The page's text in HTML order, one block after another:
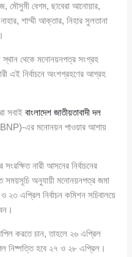
মৌসুমী বেগম, ছাবেরা আনোয়ার,
শাম্মী আক্তার, নিহার সুলতানা
থেকে মনোনয়নপত্র সংগ্রহ
এই নির্বাচনে অংশগ্রহণের আগ্রহ
সবাইবাংলাদেশ জাতীয়তাবাদী দল
এর মনোনয়ন পাওয়ার আশায়
নারী আসনের নির্বাচনের
সময়সূচি অনুযায়ী মনোনয়নপত্র জমা
এপ্রিল নির্বাচন কমিশন সচিবালয়ে
করতে চান, তাহলে ২৬ এপ্রিল
নিষ্পত্তি হবে ২৭ ও ২৮ এপ্রিল।